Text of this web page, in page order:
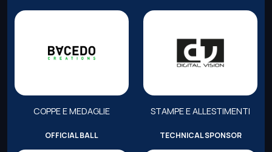
COPPE E MEDAGLIE STAMPE E ALLESTIMENTI
OFFICIAL BALL TECHNICAL SPONSOR